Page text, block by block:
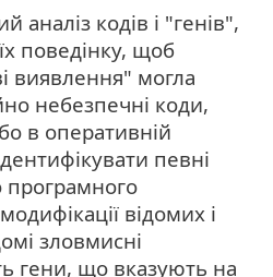
аналіз кодів і "генів",
поведінку, щоб
виявлення" могла
небезпечні коди,
в оперативній
певні
програмного
відомих і
зловмисні
гени, що вказують на